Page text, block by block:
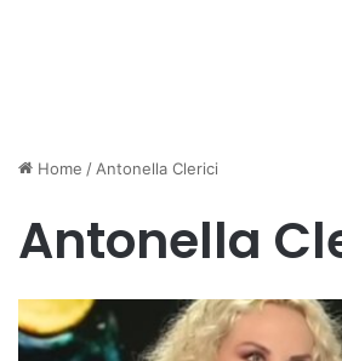
Home / Antonella Clerici
Antonella